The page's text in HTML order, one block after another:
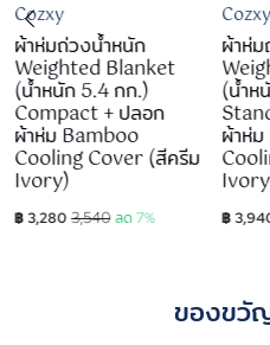
Cozxy
ผ้าห่มถ่วงน้ำหนัก
Weighted Blanket
(น้ำหนัก 5.4 กก.)
Compact + ปลอก
ผ้าห่ม Bamboo
Cooling Cover (สีครีม
Ivory)
฿ 3,280 3,540 ลด 7%
Cozxy
ผ้าห่
(น้ำห
ผ้าห่
฿
ของขวั